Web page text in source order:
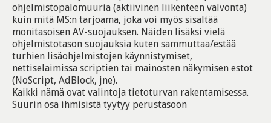
ohjelmistopalomuuria (aktiivinen liikenteen valvonta)
kuin mitä MS:n tarjoama, joka voi myös sisältää
monitasoisen AV-suojauksen. Näiden lisäksi vielä
ohjelmistotason suojauksia kuten sammuttaa/estää
turhien lisäohjelmistojen käynnistymiset,
nettiselaimissa scriptien tai mainosten näkymisen estot
(NoScript, AdBlock, jne).
Kaikki nämä ovat valintoja tietoturvan rakentamisessa.
Suurin osa ihmisistä tyytyy perustasoon